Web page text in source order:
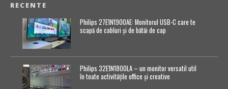
RECENTE
Philips 27E1N1900AE: Monitorul USB-C care te
scapă de cabluri și de bătăi de cap
Philips 32E1N1800LA – un monitor versatil util
în toate activitățile office și creative